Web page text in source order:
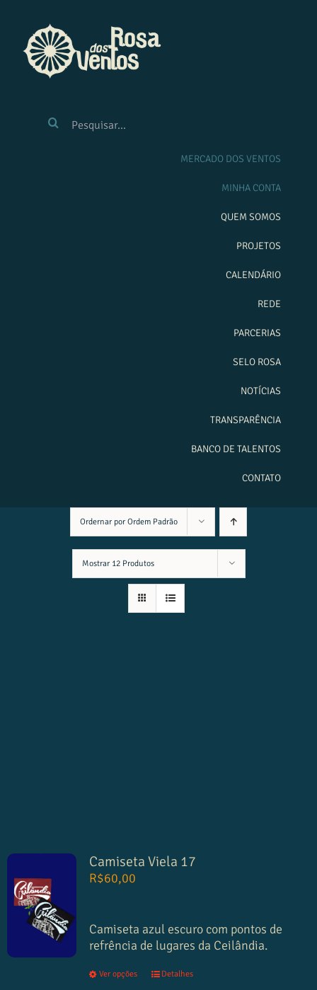
conteúdo
RESULTADOS
MERCADO DOS VENTOS
MINHA CONTA
QUEM SOMOS
PROJETOS
CALENDÁRIO
REDE
PARCERIAS
SELO ROSA
NOTÍCIAS
TRANSPARÊNCIA
BANCO DE TALENTOS
CONTATO
Ordernar por Ordem Padrão
Mostrar 12 Produtos
Camiseta Viela 17
R$60,00
Camiseta azul escuro com pontos de
refrência de lugares da Ceilândia.
Ver opções Detalhes